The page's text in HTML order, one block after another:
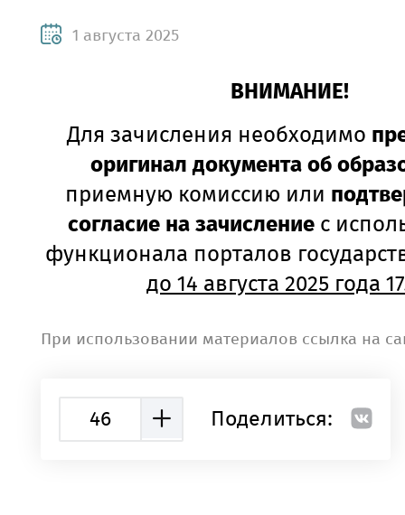
1 августа 2025
ВНИМАНИЕ!
Для зачисления необходимо
оригинал документа об
приемную комиссию или
согласие на зачисление с
функционала порталов
до 14 августа 2025 года
При использовании материалов ссылка на
46 Поделиться: